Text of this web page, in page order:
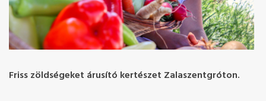
Friss zöldségeket árusító kertészet Zalaszentgróton.